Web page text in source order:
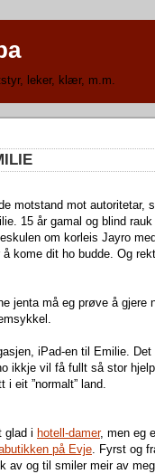
leker, klær, m.m.
motstand mot autoritetar,
15 år gamal og blind rauk
om korleis Jayro
kome dit ho budde. Og
jenta må eg prøve å gjere
iPad-en til Emilie.
ikkje vil få fullt så stor
eit ”normalt” land.
glad i hotell-damer, men eg
på Evje . Fyrst og
av og til smiler meir av